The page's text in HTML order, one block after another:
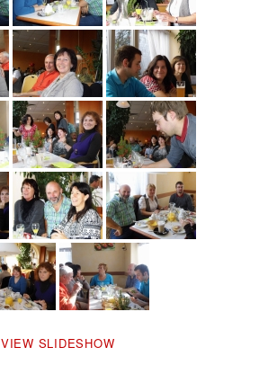
VIEW SLIDESHOW